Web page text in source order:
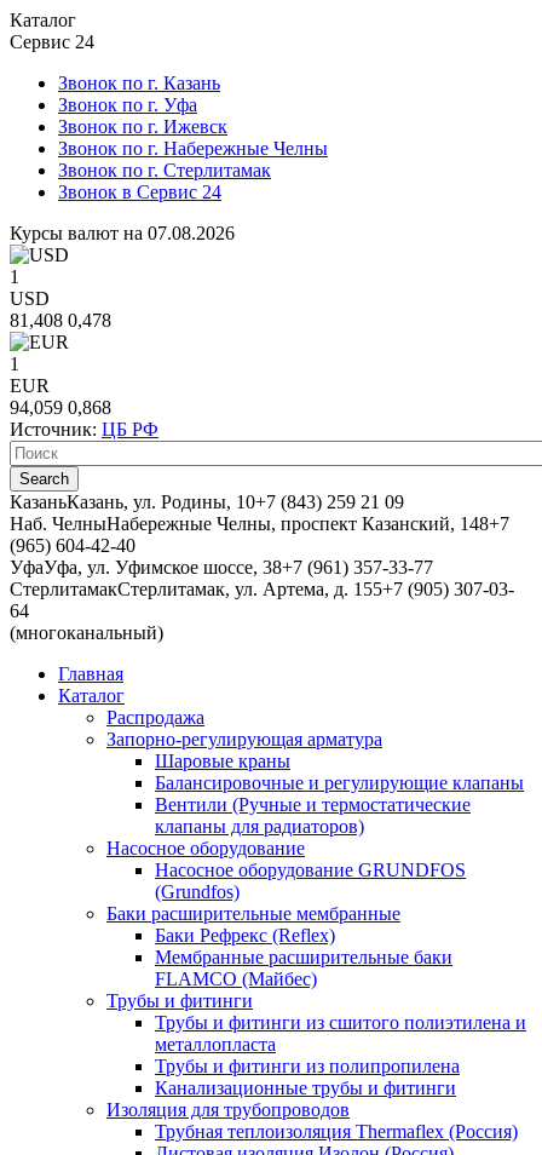
Каталог
Сервис 24
Звонок по г. Казань
Звонок по г. Уфа
Звонок по г. Ижевск
Звонок по г. Набережные Челны
Звонок по г. Стерлитамак
Звонок в Сервис 24
Курсы валют на 07.08.2026
1
USD
81,408 0,478
1
EUR
94,059 0,868
Источник: ЦБ РФ
КазаньКазань, ул. Родины, 10+7 (843) 259 21 09
Наб. ЧелныНабережные Челны, проспект Казанский, 148+7
(965) 604-42-40
УфаУфа, ул. Уфимское шоссе, 38+7 (961) 357-33-77
СтерлитамакСтерлитамак, ул. Артема, д. 155+7 (905) 307-03-
64
(многоканальный)
Главная
Каталог
Распродажа
Запорно-регулирующая арматура
Шаровые краны
Балансировочные и регулирующие клапаны
Вентили (Ручные и термостатические
клапаны для радиаторов)
Насосное оборудование
Насосное оборудование GRUNDFOS
(Grundfos)
Баки расширительные мембранные
Баки Рефрекс (Reflex)
Мембранные расширительные баки
FLAMCO (Майбес)
Трубы и фитинги
Трубы и фитинги из сшитого полиэтилена и
металлопласта
Трубы и фитинги из полипропилена
Канализационные трубы и фитинги
Изоляция для трубопроводов
Трубная теплоизоляция Thermaflex (Россия)